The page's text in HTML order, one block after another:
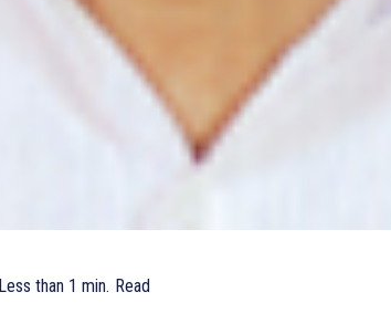
Less than 1 min. Read